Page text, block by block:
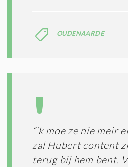
OUDENAARDE
“‘k moe ze nie meir
zal Hubert content
terug bij hem bent.